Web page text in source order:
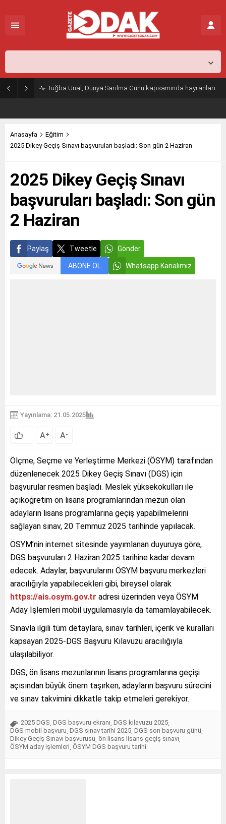
Tuğba Ünal, Dünya Sarılma Günü kapsamında hayranlarıyla buluştu
Anasayfa
Eğitim
2025 Dikey Geçiş Sınavı başvuruları başladı: Son gün 2 Haziran
2025 Dikey Geçiş Sınavı
başvuruları başladı: Son gün
2 Haziran
Paylaş Tweetle Gönder
ABONE OL Whatsapp Kanalımız
Yayınlama: 21.05.2025
A+ A-
Ölçme, Seçme ve Yerleştirme Merkezi (ÖSYM) tarafından
düzenlenecek 2025 Dikey Geçiş Sınavı (DGS) için
başvurular resmen başladı. Meslek yüksekokulları ile
açıköğretim ön lisans programlarından mezun olan
adayların lisans programlarına geçiş yapabilmelerini
sağlayan sınav, 20 Temmuz 2025 tarihinde yapılacak.
ÖSYM’nin internet sitesinde yayımlanan duyuruya göre,
DGS başvuruları 2 Haziran 2025 tarihine kadar devam
edecek. Adaylar, başvurularını ÖSYM başvuru merkezleri
aracılığıyla yapabilecekleri gibi, bireysel olarak
https://ais.osym.gov.tr adresi üzerinden veya ÖSYM
Aday İşlemleri mobil uygulamasıyla da tamamlayabilecek.
Sınavla ilgili tüm detaylara, sınav tarihleri, içerik ve kuralları
kapsayan 2025-DGS Başvuru Kılavuzu aracılığıyla
ulaşılabiliyor.
DGS, ön lisans mezunlarının lisans programlarına geçişi
açısından büyük önem taşırken, adayların başvuru sürecini
ve sınav takvimini dikkatle takip etmeleri gerekiyor.
2025 DGS DGS başvuru ekranı DGS kılavuzu 2025
DGS mobil başvuru DGS sınav tarihi 2025 DGS son başvuru günü
Dikey Geçiş Sınavı başvurusu ön lisans lisans geçiş sınavı
ÖSYM aday işlemleri ÖSYM DGS başvuru tarihi